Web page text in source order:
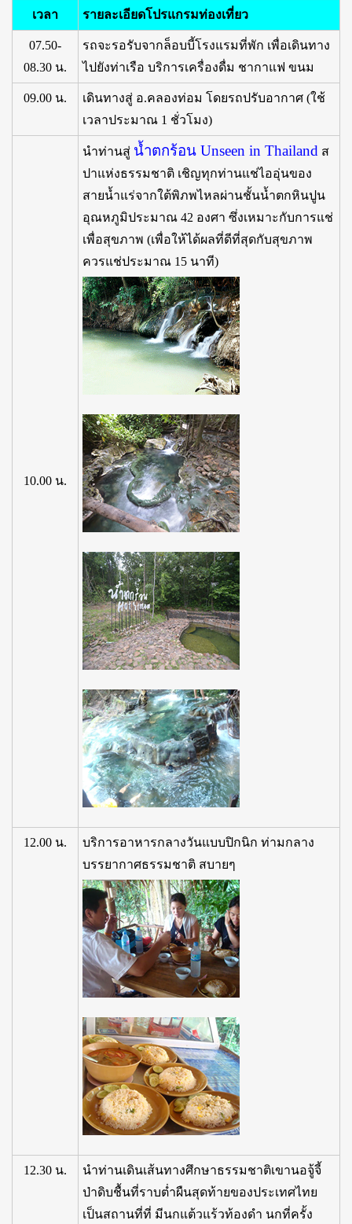
เวลา รายละเอียดโปรแกรมท่องเที่ยว
07.50-
08.30 น.
รถจะรอรับจากล็อบบี้โรงแรมที่พัก เพื่อเดินทาง
ไปยังท่าเรือ บริการเครื่องดื่ม ชากาแฟ ขนม
09.00 น.
เดินทางสู่ อ.คลองท่อม โดยรถปรับอากาศ (ใช้
เวลาประมาณ 1 ชั่วโมง)
10.00 น.
นำท่านสู่ น้ำตกร้อน Unseen in Thailand ส
ปาแห่งธรรมชาติ เชิญทุกท่านแช่ไออุ่นของ
สายน้ำแร่จากใต้พิภพไหลผ่านชั้นน้ำตกหินปูน
อุณหภูมิประมาณ 42 องศา ซึ่งเหมาะกับการแช่
เพื่อสุขภาพ (เพื่อให้ได้ผลที่ดีที่สุดกับสุขภาพ
ควรแช่ประมาณ 15 นาที)
12.00 น.
บริการอาหารกลางวันแบบปิกนิก ท่ามกลาง
บรรยากาศธรรมชาติ สบายๆ
12.30 น.
นำท่านเดินเส้นทางศึกษาธรรมชาติเขานอจู้จี้
ป่าดิบชื้นที่ราบต่ำผืนสุดท้ายของประเทศไทย
เป็นสถานที่ที่ มีนกแต้วแร้วท้องดำ นกที่ครั้ง